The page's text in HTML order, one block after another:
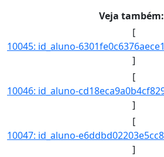
Veja também:
[
]
[
]
[
]